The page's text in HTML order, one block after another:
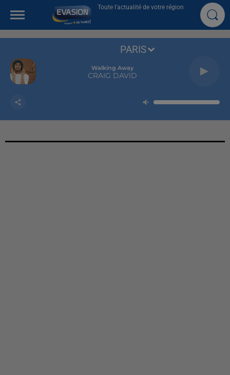
Toute l'actualité de votre région
Walking Away
CRAIG DAVID
PARIS